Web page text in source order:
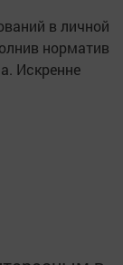
в личной
норматив
Искренне